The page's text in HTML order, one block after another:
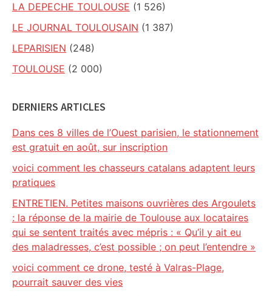
LA DEPECHE TOULOUSE (1 526)
LE JOURNAL TOULOUSAIN (1 387)
LEPARISIEN (248)
TOULOUSE (2 000)
DERNIERS ARTICLES
Dans ces 8 villes de l’Ouest parisien, le stationnement
est gratuit en août, sur inscription
voici comment les chasseurs catalans adaptent leurs
pratiques
ENTRETIEN. Petites maisons ouvrières des Argoulets
: la réponse de la mairie de Toulouse aux locataires
qui se sentent traités avec mépris : « Qu’il y ait eu
des maladresses, c’est possible ; on peut l’entendre »
voici comment ce drone, testé à Valras-Plage,
pourrait sauver des vies